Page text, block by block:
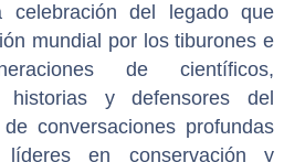
celebración del legado que
mundial por los tiburones e
de científicos,
historias y defensores del
conversaciones profundas
líderes en conservación y